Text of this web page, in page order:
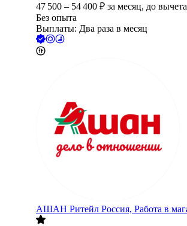
47 500 – 54 400 ₽ за месяц, до
Без опыта
Выплаты: Два раза в месяц
АШАН Ритейл Россия, Работа в